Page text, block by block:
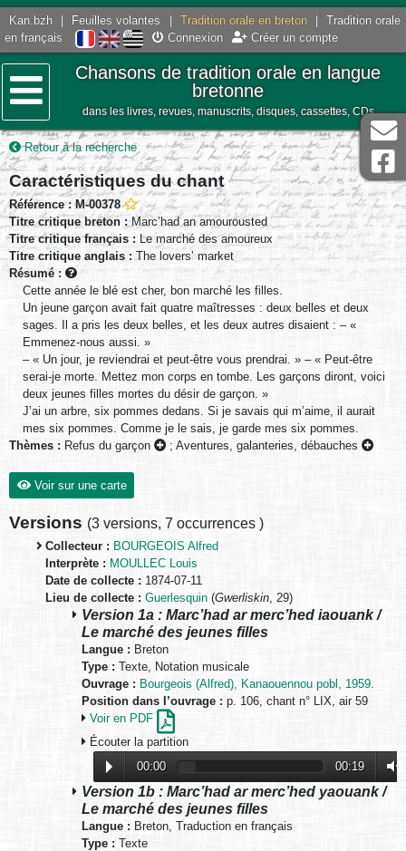
Kan.bzh Feuilles volantes Tradition orale en breton
Tradition orale
en français
Connexion Créer un compte
Menu
Chansons de tradition orale en langue
bretonne
dans les livres, revues, manuscrits, disques, cassettes, CDs
Retour à la recherche
Caractéristiques du chant
Référence : M-00378
Titre critique breton : Marc’had an amourousted
Titre critique français : Le marché des amoureux
Titre critique anglais : The lovers’ market
Résumé :
Cette année le blé est cher, bon marché les filles.
Un jeune garçon avait fait quatre maîtresses : deux belles et deux
sages. Il a pris les deux belles, et les deux autres disaient : – «
Emmenez-nous aussi. »
– « Un jour, je reviendrai et peut-être vous prendrai. » – « Peut-être
serai-je morte. Mettez mon corps en tombe. Les garçons diront, voici
deux jeunes filles mortes du désir de garçon. »
J’ai un arbre, six pommes dedans. Si je savais qui m’aime, il aurait
mes six pommes. Comme je le sais, je garde mes six pommes.
Thèmes : Refus du garçon ; Aventures, galanteries, débauches
Voir sur une carte
Versions (3 versions, 7 occurrences )
Collecteur : BOURGEOIS Alfred
Interprète : MOULLEC Louis
Date de collecte : 1874-07-11
Lieu de collecte : Guerlesquin (Gwerliskin, 29)
Version 1a : Marc’had ar merc’hed iaouank /
Le marché des jeunes filles
Langue : Breton
Type : Texte, Notation musicale
Ouvrage : Bourgeois (Alfred), Kanaouennou pobl, 1959.
Position dans l’ouvrage : p. 106, chant n° LIX, air 59
Voir en PDF
Écouter la partition
00:00
00:19
Version 1b : Marc’had ar merc’hed yaouank /
Le marché des jeunes filles
Langue : Breton, Traduction en français
Type : Texte